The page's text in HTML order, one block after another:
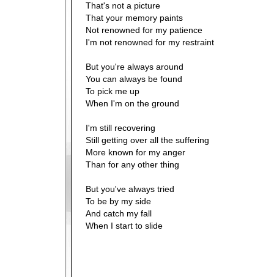
That's not a picture
That your memory paints
Not renowned for my patience
I'm not renowned for my restraint
But you're always around
You can always be found
To pick me up
When I'm on the ground
I'm still recovering
Still getting over all the suffering
More known for my anger
Than for any other thing
But you've always tried
To be by my side
And catch my fall
When I start to slide